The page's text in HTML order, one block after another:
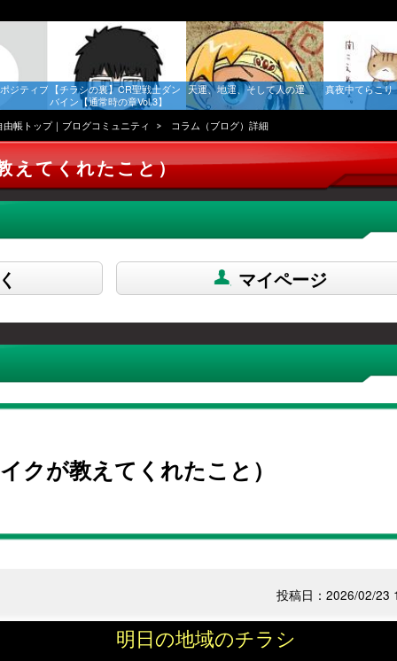
明日の地域のチラシ
ジティブ
【チラシの裏】CR聖戦士ダン
バイン【通常時の章Vol.3】
天運、地運、そして人の運 真夜中てらこ
由帳トップ｜ブログコミュニティ コラム（ブログ）詳細
えてくれたこと）
マイページ
クが教えてくれたこと）
投稿日：2026/02/23
シェイクが教えてくれたこと」を読んで頂いた方々にお詫び